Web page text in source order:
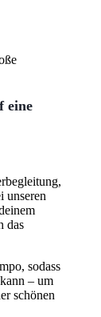
eine
unseren
das
sodass
– um
schönen